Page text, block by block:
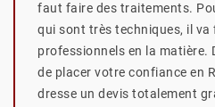
faut faire des traitements.
qui sont très techniques, il va
professionnels en la matière.
de placer votre confiance en
dresse un devis totalement